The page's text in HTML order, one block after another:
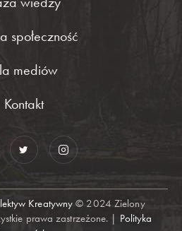
społeczność
mediów
Kontakt
Kreatywny © 2024 Zielony
prawa zastrzeżone. | Polityka